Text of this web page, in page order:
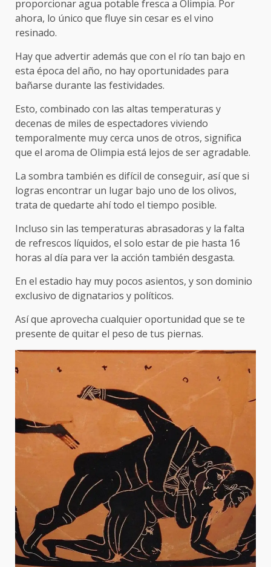
proporcionar agua potable fresca a Olimpia. Por
ahora, lo único que fluye sin cesar es el vino
resinado.
Hay que advertir además que con el río tan bajo en
esta época del año, no hay oportunidades para
bañarse durante las festividades.
Esto, combinado con las altas temperaturas y
decenas de miles de espectadores viviendo
temporalmente muy cerca unos de otros, significa
que el aroma de Olimpia está lejos de ser agradable.
La sombra también es difícil de conseguir, así que si
logras encontrar un lugar bajo uno de los olivos,
trata de quedarte ahí todo el tiempo posible.
Incluso sin las temperaturas abrasadoras y la falta
de refrescos líquidos, el solo estar de pie hasta 16
horas al día para ver la acción también desgasta.
En el estadio hay muy pocos asientos, y son dominio
exclusivo de dignatarios y políticos.
Así que aprovecha cualquier oportunidad que se te
presente de quitar el peso de tus piernas.